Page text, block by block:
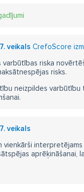
veikals CrefoScore
riska
risks.
neizpildes varbūtību
veikals